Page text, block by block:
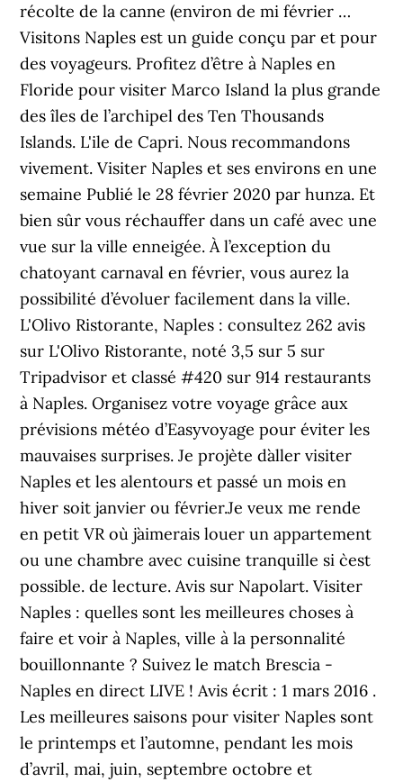
récolte de la canne (environ de mi février …
Visitons Naples est un guide conçu par et pour
des voyageurs. Profitez d’être à Naples en
Floride pour visiter Marco Island la plus grande
des îles de l’archipel des Ten Thousands
Islands. L'ile de Capri. Nous recommandons
vivement. Visiter Naples et ses environs en une
semaine Publié le 28 février 2020 par hunza. Et
bien sûr vous réchauffer dans un café avec une
vue sur la ville enneigée. À l’exception du
chatoyant carnaval en février, vous aurez la
possibilité d’évoluer facilement dans la ville.
L'Olivo Ristorante, Naples : consultez 262 avis
sur L'Olivo Ristorante, noté 3,5 sur 5 sur
Tripadvisor et classé #420 sur 914 restaurants
à Naples. Organisez votre voyage grâce aux
prévisions météo d’Easyvoyage pour éviter les
mauvaises surprises. Je projète d`aller visiter
Naples et les alentours et passé un mois en
hiver soit janvier ou février.Je veux me rende
en petit VR où j`aimerais louer un appartement
ou une chambre avec cuisine tranquille si c`est
possible. de lecture. Avis sur Napolart. Visiter
Naples : quelles sont les meilleures choses à
faire et voir à Naples, ville à la personnalité
bouillonnante ? Suivez le match Brescia -
Naples en direct LIVE ! Avis écrit : 1 mars 2016 .
Les meilleures saisons pour visiter Naples sont
le printemps et l’automne, pendant les mois
d’avril, mai, juin, septembre octobre et